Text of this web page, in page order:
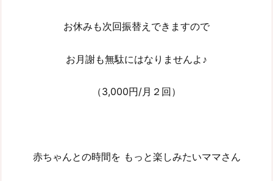
お休みも次回振替えできますので
お月謝も無駄にはなりませんよ♪
（3,000円/月２回）
赤ちゃんとの時間を もっと楽しみたいママさん